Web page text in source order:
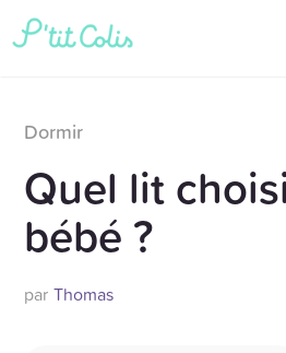
Dormir
Quel lit
bébé ?
par Thomas